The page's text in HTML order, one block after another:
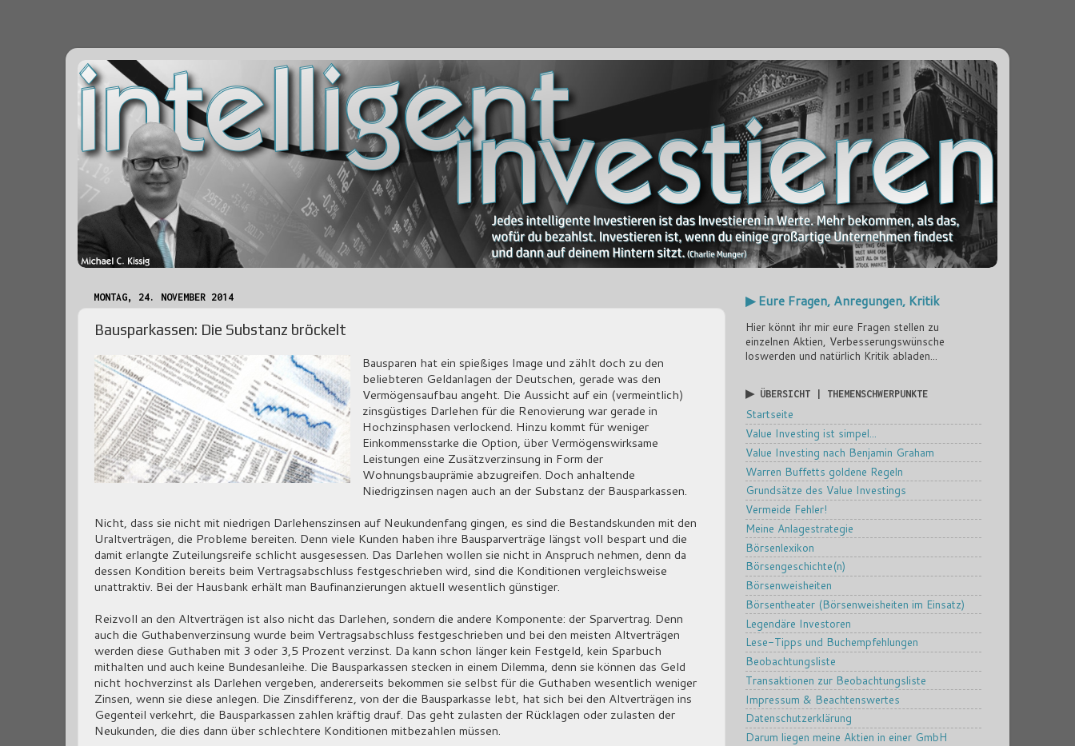
MONTAG, 24. NOVEMBER 2014
Bausparkassen: Die Substanz bröckelt
Bausparen hat ein spießiges Image und zählt doch zu den
beliebteren Geldanlagen der Deutschen, gerade was den
Vermögensaufbau angeht. Die Aussicht auf ein (vermeintlich)
zinsgüstiges Darlehen für die Renovierung war gerade in
Hochzinsphasen verlockend. Hinzu kommt für weniger
Einkommensstarke die Option, über Vermögenswirksame
Leistungen eine Zusätzverzinsung in Form der
Wohnungsbauprämie abzugreifen. Doch anhaltende
Niedrigzinsen nagen auch an der Substanz der Bausparkassen.
Nicht, dass sie nicht mit niedrigen Darlehenszinsen auf Neukundenfang gingen, es sind die Bestandskunden mit den
Uraltverträgen, die Probleme bereiten. Denn viele Kunden haben ihre Bausparverträge längst voll bespart und die
damit erlangte Zuteilungsreife schlicht ausgesessen. Das Darlehen wollen sie nicht in Anspruch nehmen, denn da
dessen Kondition bereits beim Vertragsabschluss festgeschrieben wird, sind die Konditionen vergleichsweise
unattraktiv. Bei der Hausbank erhält man Baufinanzierungen aktuell wesentlich günstiger.
Reizvoll an den Altverträgen ist also nicht das Darlehen, sondern die andere Komponente: der Sparvertrag. Denn
auch die Guthabenverzinsung wurde beim Vertragsabschluss festgeschrieben und bei den meisten Altverträgen
werden diese Guthaben mit 3 oder 3,5 Prozent verzinst. Da kann schon länger kein Festgeld, kein Sparbuch
mithalten und auch keine Bundesanleihe. Die Bausparkassen stecken in einem Dilemma, denn sie können das Geld
nicht hochverzinst als Darlehen vergeben, andererseits bekommen sie selbst für die Guthaben wesentlich weniger
Zinsen, wenn sie diese anlegen. Die Zinsdifferenz, von der die Bausparkasse lebt, hat sich bei den Altverträgen ins
Gegenteil verkehrt, die Bausparkassen zahlen kräftig drauf. Das geht zulasten der Rücklagen oder zulasten der
Neukunden, die dies dann über schlechtere Konditionen mitbezahlen müssen.
▶ Eure Fragen, Anregungen, Kritik
Hier könnt ihr mir eure Fragen stellen zu
einzelnen Aktien, Verbesserungswünsche
loswerden und natürlich Kritik abladen...
▶ ÜBERSICHT | THEMENSCHWERPUNKTE
Startseite
Value Investing ist simpel...
Value Investing nach Benjamin Graham
Warren Buffetts goldene Regeln
Grundsätze des Value Investings
Vermeide Fehler!
Meine Anlagestrategie
Börsenlexikon
Börsengeschichte(n)
Börsenweisheiten
Börsentheater (Börsenweisheiten im Einsatz)
Legendäre Investoren
Lese-Tipps und Buchempfehlungen
Beobachtungsliste
Transaktionen zur Beobachtungsliste
Impressum & Beachtenswertes
Datenschutzerklärung
Darum liegen meine Aktien in einer GmbH